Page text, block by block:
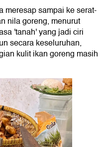
meresap sampai ke serat-
nila goreng, menurut
'tanah' yang jadi ciri
secara keseluruhan,
kulit ikan goreng masih